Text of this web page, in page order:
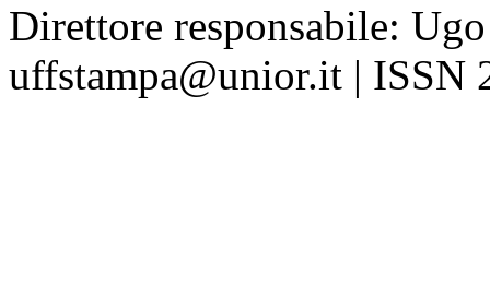
Direttore responsabile:
uffstampa@unior.it | ISSN